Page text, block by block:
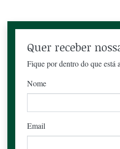
Quer receber
Fique por dentro do que está
Nome
Email